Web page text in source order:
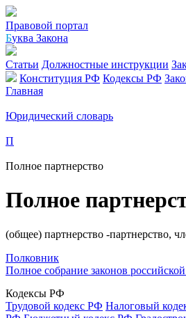
Правовой портал
Буква Закона
Статьи Должностные инструкции
Конституция РФ Кодексы РФ
Главная
Юридический словарь
П
Полное партнерство
Полное
(общее) партнерство -партнерство,
Полковник
Полное собрание законов
Кодексы РФ
Трудовой кодекс РФ Налоговый